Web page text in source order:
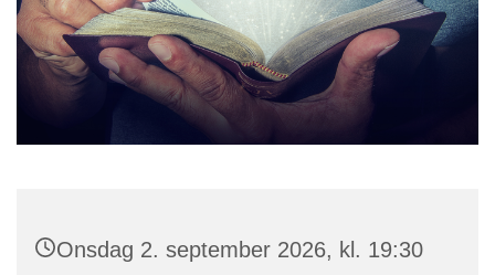
Onsdag 2. september 2026, kl. 19:30